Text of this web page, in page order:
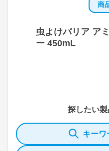
商
虫よけバリア ア
ー 450mL
探したい
キーワ